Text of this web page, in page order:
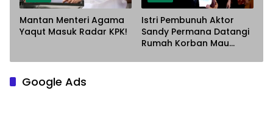
Mantan Menteri Agama
Yaqut Masuk Radar KPK!
Istri Pembunuh Aktor
Sandy Permana Datangi
Rumah Korban Mau
Google Ads